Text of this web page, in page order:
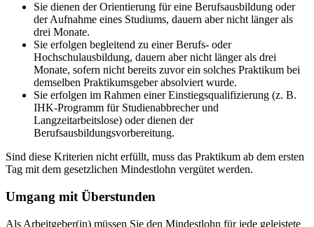
Sie dienen der Orientierung für eine Berufsausbildung oder
der Aufnahme eines Studiums, dauern aber nicht länger als
drei Monate.
Sie erfolgen begleitend zu einer Berufs- oder
Hochschulausbildung, dauern aber nicht länger als drei
Monate, sofern nicht bereits zuvor ein solches Praktikum bei
demselben Praktikumsgeber absolviert wurde.
Sie erfolgen im Rahmen einer Einstiegsqualifizierung (z. B.
IHK-Programm für Studienabbrecher und
Langzeitarbeitslose) oder dienen der
Berufsausbildungsvorbereitung.
Sind diese Kriterien nicht erfüllt, muss das Praktikum ab dem ersten
Tag mit dem gesetzlichen Mindestlohn vergütet werden.
Umgang mit Überstunden
Als Arbeitgeber(in) müssen Sie den Mindestlohn für jede geleistete